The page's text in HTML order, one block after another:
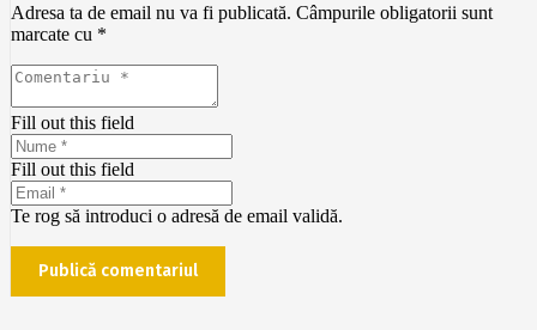
Adresa ta de email nu va fi publicată. Câmpurile obligatorii sunt
marcate cu *
Fill out this field
Fill out this field
Te rog să introduci o adresă de email validă.
Publică comentariul